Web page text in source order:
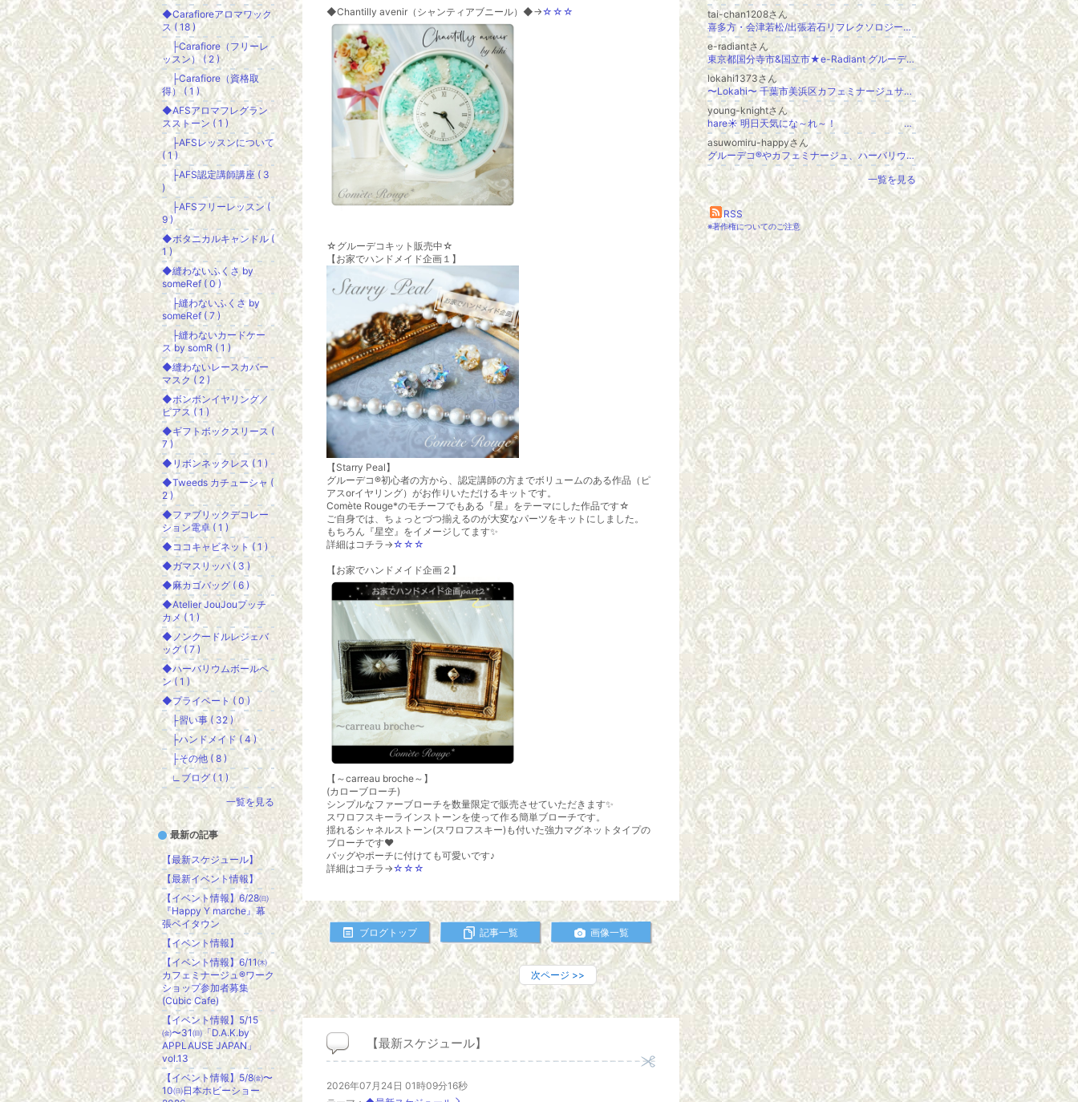
◆Chantilly avenir（シャンティアブニール）◆→☆☆☆
☆グルーデコキット販売中☆
【お家でハンドメイド企画１】
【Starry Peal】
グルーデコ®初心者の方から、認定講師の方までボリュームのある作品（ピ
アスorイヤリング）がお作りいただけるキットです。
Comète Rouge*のモチーフでもある『星』をテーマにした作品です☆
ご自身では、ちょっとづつ揃えるのが大変なパーツをキットにしました。
もちろん『星空』をイメージしてます✨
詳細はコチラ→☆☆☆
【お家でハンドメイド企画２】
【～carreau broche～】
(カローブローチ)
シンプルなファーブローチを数量限定で販売させていただきます✨
スワロフスキーラインストーンを使って作る簡単ブローチです。
揺れるシャネルストーン(スワロフスキー)も付いた強力マグネットタイプの
ブローチです❤
バッグやポーチに付けても可愛いです♪
詳細はコチラ→☆☆☆
ブログトップ 記事一覧 画像一覧
次ページ >>
【最新スケジュール】
2026年07月24日 01時09分16秒
tai-chan1208さん
喜多方・会津若松/出張若石リフレクソロジー・講座【le pied〜ルピエ】
e-radiantさん
東京都国分寺市&国立市★e-Radiant グルーデコ®★
lokahi1373さん
〜Lokahi〜 千葉市美浜区カフェミナージュサロン
young-knightさん
hare☀ 明日天気にな～れ～！ いっしープロジェクト代表のブログ
asuwomiru-happyさん
グルーデコ®️やカフェミナージュ、ハーバリウムなと色々なハンドメイドのレッスンが楽しめる♪〜ゆうちんままのYOU工房〜
一覧を見る
RSS
※著作権についてのご注意
◆Carafioreアロマワック
ス ( 18 )
├Carafiore（フリーレ
ッスン） ( 2 )
├Carafiore（資格取
得） ( 1 )
◆AFSアロマフレグラン
スストーン ( 1 )
├AFSレッスンについて
( 1 )
├AFS認定講師講座 ( 3
)
├AFSフリーレッスン (
9 )
◆ボタニカルキャンドル (
1 )
◆縫わないふくさ by
someRef ( 0 )
├縫わないふくさ by
someRef ( 7 )
├縫わないカードケー
ス by somR ( 1 )
◆縫わないレースカバー
マスク ( 2 )
◆ボンボンイヤリング／
ピアス ( 1 )
◆ギフトボックスリース (
7 )
◆リボンネックレス ( 1 )
◆Tweeds カチューシャ (
2 )
◆ファブリックデコレー
ション電卓 ( 1 )
◆ココキャビネット ( 1 )
◆ガマスリッパ ( 3 )
◆麻カゴバッグ ( 6 )
◆Atelier JouJouプッチ
カメ ( 1 )
◆ノンクードルレジェバ
ッグ ( 7 )
◆ハーバリウムボールペ
ン ( 1 )
◆プライベート ( 0 )
├習い事 ( 32 )
├ハンドメイド ( 4 )
├その他 ( 8 )
∟ブログ ( 1 )
一覧を見る
最新の記事
【最新スケジュール】
【最新イベント情報】
【イベント情報】6/28㈰
『Happy Y marche』幕
張ベイタウン
【イベント情報】
【イベント情報】6/11㈭
カフェミナージュ®ワーク
ショップ参加者募集
(Cubic Cafe)
【イベント情報】5/15
㈮〜31㈰「D.A.K.by
APPLAUSE JAPAN」
vol.13
【イベント情報】5/8㈮〜
10㈰日本ホビーショー